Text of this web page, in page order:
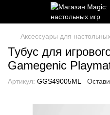
Аксессуары для
Тубус для
Gamegenic
Артикул: GGS49005ML